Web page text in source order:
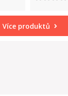
Více produktů